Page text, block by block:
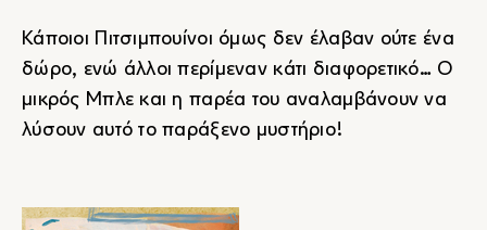
Κάποιοι Πιτσιμπουίνοι όμως δεν έλαβαν ούτε ένα
δώρο, ενώ άλλοι περίμεναν κάτι διαφορετικό… Ο
μικρός Μπλε και η παρέα του αναλαμβάνουν να
λύσουν αυτό το παράξενο μυστήριο!